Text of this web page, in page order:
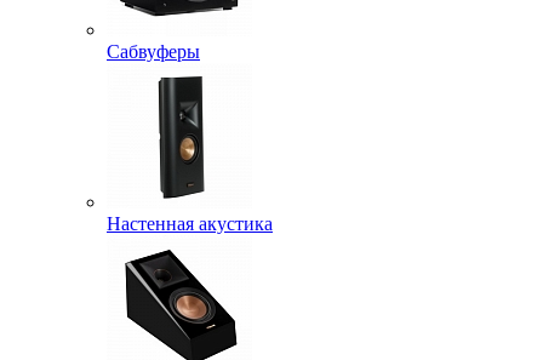
Сабвуферы
Настенная акустика